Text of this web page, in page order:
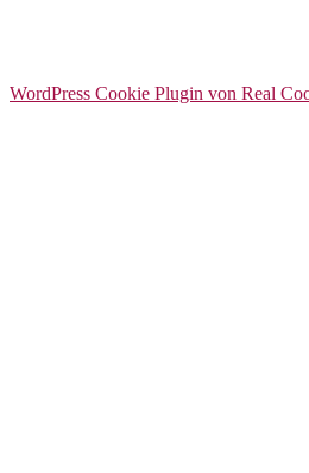
WordPress Cookie Plugin von Real